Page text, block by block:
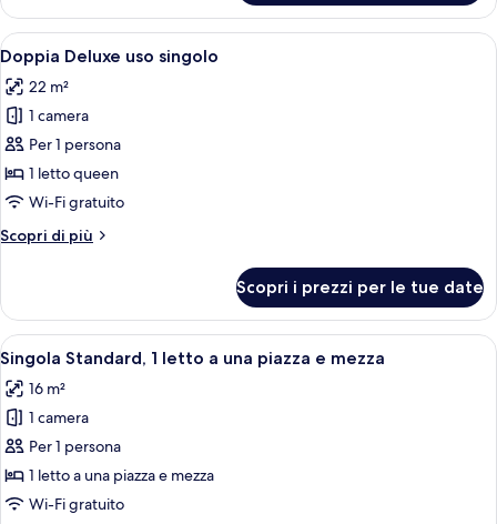
Standard
uso
singolo
Apri
tutte
le
foto
per
Doppia
Deluxe
singolo
Camera d'albergo con due letti, una
5
Doppia Deluxe uso singolo
22 m²
1 camera
Per 1 persona
1 letto queen
Wi-Fi gratuito
Scopri di più
Altri
Deluxe
uso
singolo
Scopri i prezzi per le tue date
Apri
tutte
le
foto
per
Singola
Standard,
Camera d'albergo moderna con un
4
Singola Standard, 1 letto a una piazza e mezza
16 m²
1 camera
Per 1 persona
1 letto a una piazza e mezza
Wi-Fi gratuito